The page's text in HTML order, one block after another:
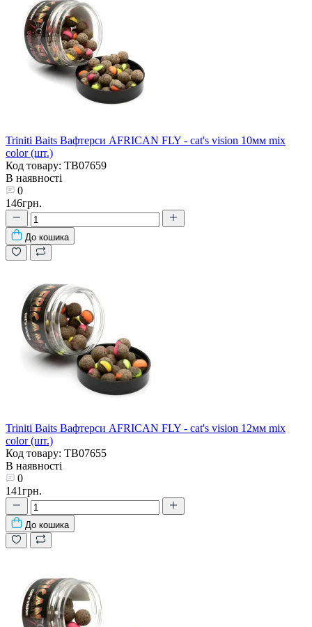
Triniti Baits Вафтерси AFRICAN FLY - cat's vision 10мм mix
color (шт.)
Код товару: TB07659
В наявності
0
146грн.
До кошика
Triniti Baits Вафтерси AFRICAN FLY - cat's vision 12мм mix
color (шт.)
Код товару: TB07655
В наявності
0
141грн.
До кошика